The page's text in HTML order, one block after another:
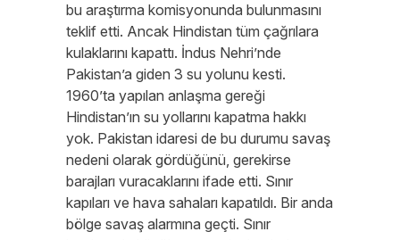
bu araştırma komisyonunda bulunmasını
teklif etti. Ancak Hindistan tüm çağrılara
kulaklarını kapattı. İndus Nehri’nde
Pakistan’a giden 3 su yolunu kesti.
1960’ta yapılan anlaşma gereği
Hindistan’ın su yollarını kapatma hakkı
yok. Pakistan idaresi de bu durumu savaş
nedeni olarak gördüğünü, gerekirse
barajları vuracaklarını ifade etti. Sınır
kapıları ve hava sahaları kapatıldı. Bir anda
bölge savaş alarmına geçti. Sınır